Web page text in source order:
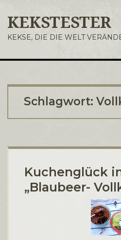
KEKSTESTER
KEKSE, DIE DIE WELT
Schlagwort:
Kuchenglück
„Blaubeer-